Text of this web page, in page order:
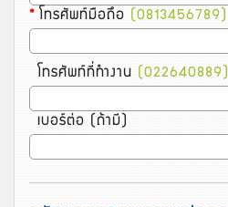
* โทรศัพท์มือถึอ (0813456789)
โทรศัพท์ที่ทำงาน (022640889)
เบอร์ต่อ (ถ้ามี)